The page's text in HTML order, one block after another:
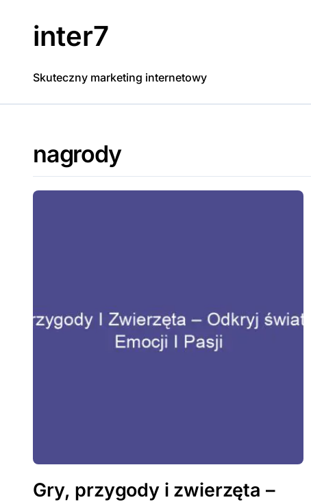
inter7
Skuteczny marketing internetowy
nagrody
Gry, przygody i zwierzęta –